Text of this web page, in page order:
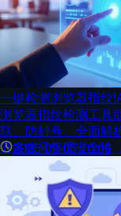
一键检测浏览器指纹
浏览器指纹检测工具
联、防封号。全面解
升多账号管理安全性
2025-09-05 10:06